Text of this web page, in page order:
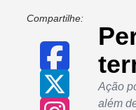
Compartilhe:
Ação
além